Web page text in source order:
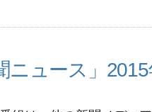
ニュース」